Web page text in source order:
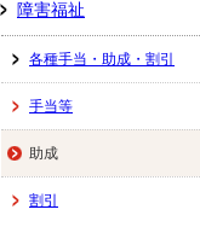
障害福祉
各種手当・助成・割引
手当等
助成
割引